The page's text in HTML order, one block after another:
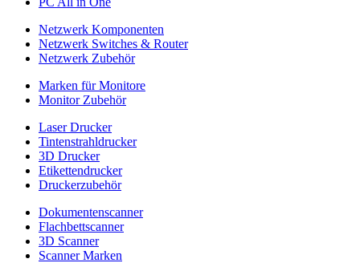
Netzwerk Komponenten
Netzwerk Switches & Router
Netzwerk Zubehör
Marken für Monitore
Monitor Zubehör
Laser Drucker
Tintenstrahldrucker
3D Drucker
Etikettendrucker
Druckerzubehör
Dokumentenscanner
Flachbettscanner
3D Scanner
Scanner Marken